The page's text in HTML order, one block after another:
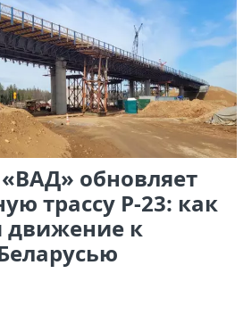
обновляет
трассу Р-23: как
движение к